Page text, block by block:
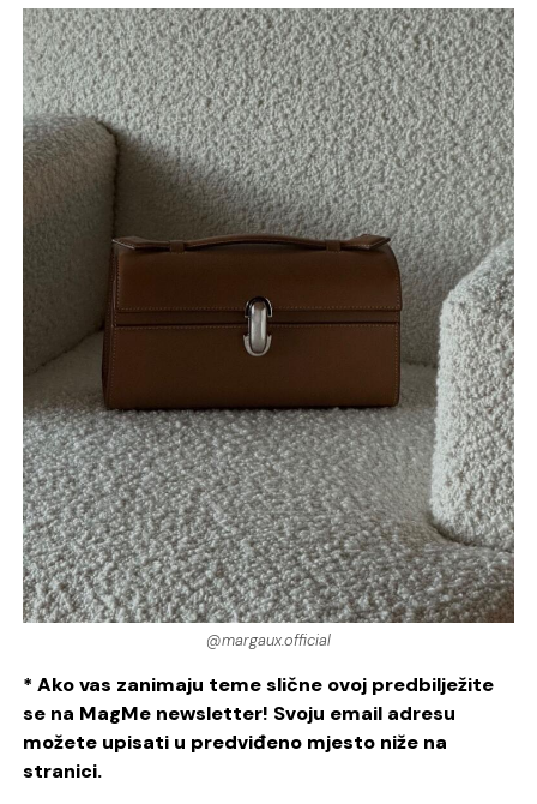
@margaux.official
* Ako vas zanimaju teme slične ovoj predbilježite
se na MagMe newsletter! Svoju email adresu
možete upisati u predviđeno mjesto niže na
stranici.